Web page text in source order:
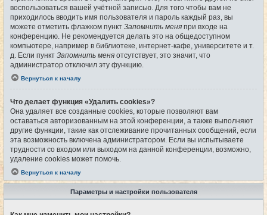
воспользоваться вашей учётной записью. Для того чтобы вам не
приходилось вводить имя пользователя и пароль каждый раз, вы
можете отметить флажком пункт Запомнить меня при входе на
конференцию. Не рекомендуется делать это на общедоступном
компьютере, например в библиотеке, интернет-кафе, университете и т.
д. Если пункт Запомнить меня отсутствует, это значит, что
администратор отключил эту функцию.
Вернуться к началу
Что делает функция «Удалить cookies»?
Она удаляет все созданные cookies, которые позволяют вам
оставаться авторизованным на этой конференции, а также выполняют
другие функции, такие как отслеживание прочитанных сообщений, если
эта возможность включена администратором. Если вы испытываете
трудности со входом или выходом на данной конференции, возможно,
удаление cookies может помочь.
Вернуться к началу
Параметры и настройки пользователя